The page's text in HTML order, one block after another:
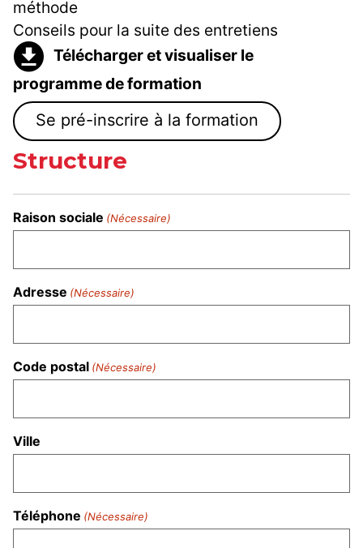
méthode
Conseils pour la suite des entretiens
Télécharger et visualiser le
programme de formation
Se pré-inscrire à la formation
Structure
Raison sociale (Nécessaire)
Adresse (Nécessaire)
Code postal (Nécessaire)
Ville
Téléphone (Nécessaire)